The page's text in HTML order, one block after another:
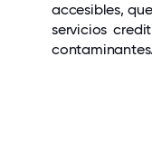
accesibles,
servicios
contaminantes.